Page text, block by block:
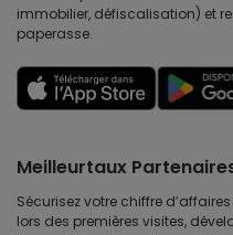
immobilier, défiscalisation) et
paperasse.
Meilleurtaux
Sécurisez votre chiffre
lors des premières visites,